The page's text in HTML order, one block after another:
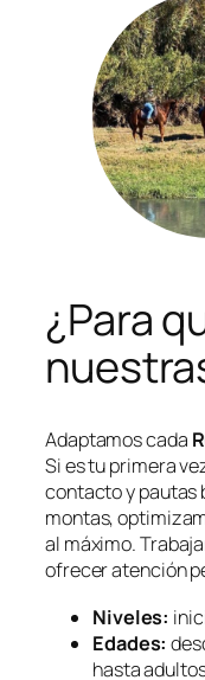
¿Para
Adaptamos cada
Si es tu primera
contacto y pautas
montas,
al máximo.
ofrecer atención
Niveles:
Edades:
hasta